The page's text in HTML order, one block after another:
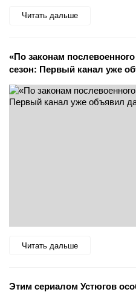
Читать дальше
«По законам
сезон: Первый канал уже
Читать дальше
Этим сериалом Устюгов